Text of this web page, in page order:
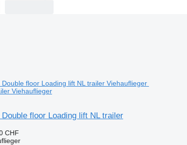
Viehauflieger
floor Loading lift NL trailer
CHF